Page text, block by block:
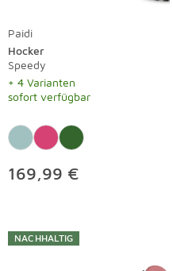
Paidi
Hocker
Speedy
+ 4 Varianten
sofort verfügbar
169,99 €
NACHHALTIG